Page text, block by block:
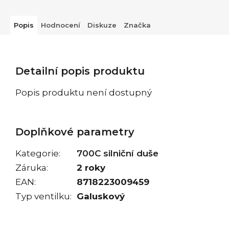
Popis Hodnocení Diskuze Značka
Detailní popis produktu
Popis produktu není dostupný
Doplňkové parametry
Kategorie:
700C silniční duše
Záruka:
2 roky
EAN:
8718223009459
Typ ventilku: Galuskový